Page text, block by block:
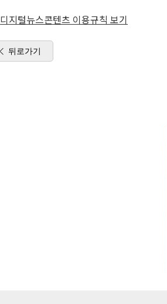
디지털뉴스콘텐츠 이용규칙 보기
뒤로가기